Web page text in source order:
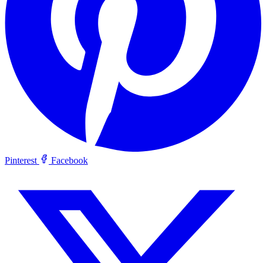
Pinterest Facebook